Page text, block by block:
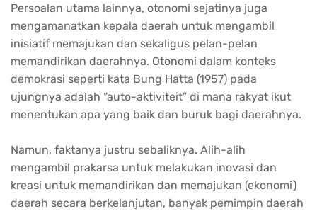
Persoalan utama lainnya, otonomi sejatinya juga
mengamanatkan kepala daerah untuk mengambil
inisiatif memajukan dan sekaligus pelan-pelan
memandirikan daerahnya. Otonomi dalam konteks
demokrasi seperti kata Bung Hatta (1957) pada
ujungnya adalah “auto-aktiviteit” di mana rakyat ikut
menentukan apa yang baik dan buruk bagi daerahnya.
Namun, faktanya justru sebaliknya. Alih-alih
mengambil prakarsa untuk melakukan inovasi dan
kreasi untuk memandirikan dan memajukan (ekonomi)
daerah secara berkelanjutan, banyak pemimpin daerah